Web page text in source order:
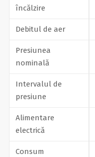
încălzire
Debitul de aer
Presiunea
nominală
Intervalul de
presiune
Alimentare
electrică
Consum